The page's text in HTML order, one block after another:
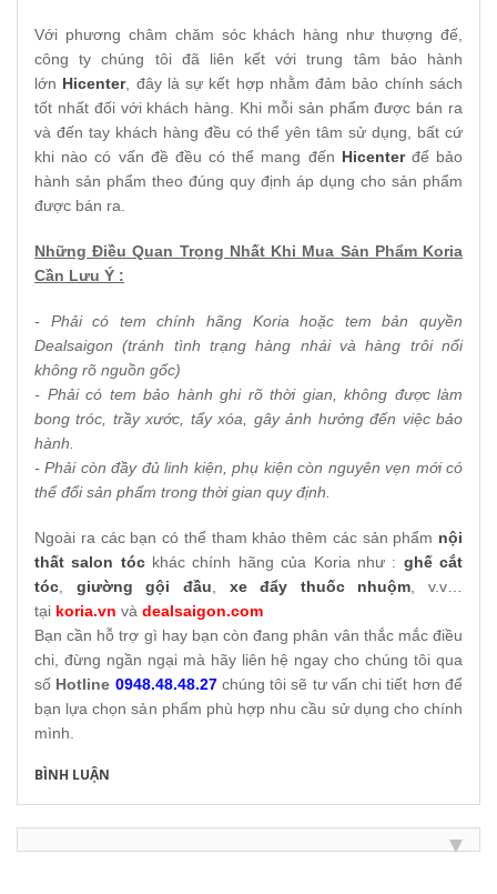
Với phương châm chăm sóc khách hàng như thượng đế,
công ty chúng tôi đã liên kết với trung tâm bảo hành
lớn Hicenter, đây là sự kết hợp nhằm đảm bảo chính sách
tốt nhất đối với khách hàng. Khi mỗi sản phẩm được bán ra
và đến tay khách hàng đều có thể yên tâm sử dụng, bất cứ
khi nào có vấn đề đều có thể mang đến Hicenterđể bảo
hành sản phẩm theo đúng quy định áp dụng cho sản phẩm
được bán ra.
Những Điều Quan Trọng Nhất Khi Mua Sản Phẩm Koria
Cần Lưu Ý :
- Phải có tem chính hãng Koria hoặc tem bản quyền
Dealsaigon (tránh tình trạng hàng nhái và hàng trôi nổi
không rõ nguồn gốc)
- Phải có tem bảo hành ghi rõ thời gian, không được làm
bong tróc, trầy xước, tẩy xóa, gây ảnh hưởng đến việc bảo
hành.
- Phải còn đầy đủ linh kiện, phụ kiện còn nguyên vẹn mới có
thể đổi sản phẩm trong thời gian quy định.
Ngoài ra các bạn có thể tham khảo thêm các sản phẩm nội
thất salon tóckhác chính hãng của Koria như : ghế cắt
tóc, giường gội đầu, xe đẩy thuốc nhuộm, v.v…
tại koria.vn và dealsaigon.com
Bạn cần hỗ trợ gì hay bạn còn đang phân vân thắc mắc điều
chi, đừng ngần ngại mà hãy liên hệ ngay cho chúng tôi qua
số Hotline 0948.48.48.27chúng tôi sẽ tư vấn chi tiết hơn để
bạn lựa chọn sản phẩm phù hợp nhu cầu sử dụng cho chính
mình.
BÌNH LUẬN